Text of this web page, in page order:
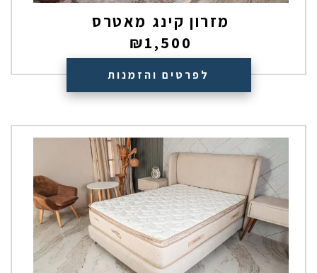
מזרון קינג מאטרס
₪1,500
לפרטים והזמנות